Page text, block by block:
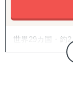
B2C/プロモーシ
Amazon広告運
行（Instagram・
ーチ
ロジー）、B2C
品/店舗サービス
＜主要サービス
① 初期投資を抑
世界29カ国・約
ータルサポート